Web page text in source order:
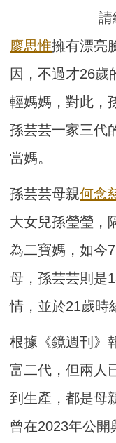
請
廖思惟擁有漂亮
因，不過才26歲
輕媽媽，對此，
孫芸芸一家三代
當媽。
孫芸芸母親何念
大女兒孫瑩瑩，
為二寶媽，如今
母，孫芸芸則是
情，並於21歲時
根據《鏡週刊》
富二代，但兩人
到生產，都是母
曾在2023年公開